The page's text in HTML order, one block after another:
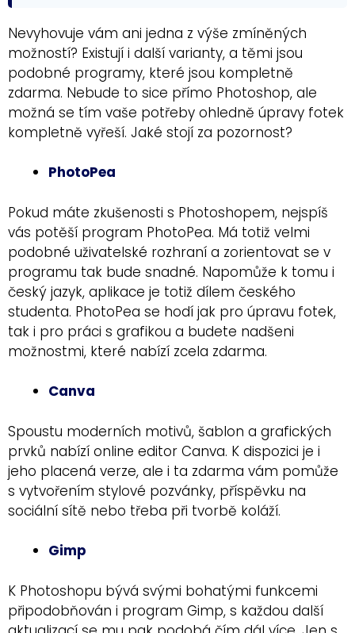
Nevyhovuje vám ani jedna z výše zmíněných
možností? Existují i další varianty, a těmi jsou
podobné programy, které jsou kompletně
zdarma. Nebude to sice přímo Photoshop, ale
možná se tím vaše potřeby ohledně úpravy fotek
kompletně vyřeší. Jaké stojí za pozornost?
PhotoPea
Pokud máte zkušenosti s Photoshopem, nejspíš
vás potěší program PhotoPea. Má totiž velmi
podobné uživatelské rozhraní a zorientovat se v
programu tak bude snadné. Napomůže k tomu i
český jazyk, aplikace je totiž dílem českého
studenta. PhotoPea se hodí jak pro úpravu fotek,
tak i pro práci s grafikou a budete nadšeni
možnostmi, které nabízí zcela zdarma.
Canva
Spoustu moderních motivů, šablon a grafických
prvků nabízí online editor Canva. K dispozici je i
jeho placená verze, ale i ta zdarma vám pomůže
s vytvořením stylové pozvánky, příspěvku na
sociální sítě nebo třeba při tvorbě koláží.
Gimp
K Photoshopu bývá svými bohatými funkcemi
připodobňován i program Gimp, s každou další